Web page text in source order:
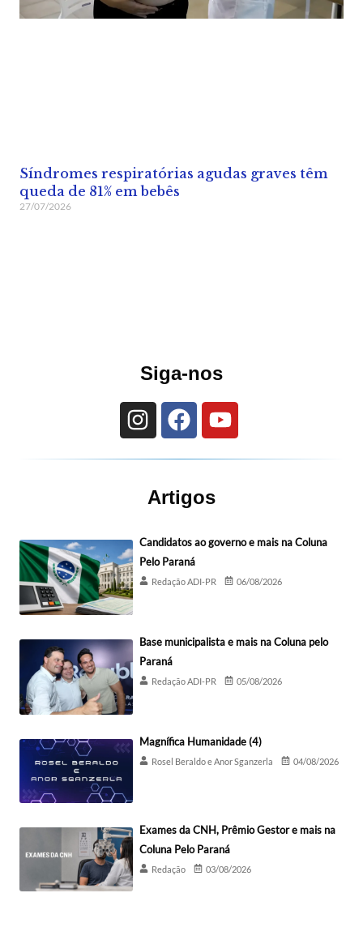
Síndromes respiratórias agudas graves têm
queda de 81% em bebês
27/07/2026
Siga-nos
Artigos
Candidatos ao governo e mais na Coluna
Pelo Paraná
Redação ADI-PR 06/08/2026
Base municipalista e mais na Coluna pelo
Paraná
Redação ADI-PR 05/08/2026
Magnífica Humanidade (4)
Rosel Beraldo e Anor Sganzerla 04/08/2026
Exames da CNH, Prêmio Gestor e mais na
Coluna Pelo Paraná
Redação 03/08/2026